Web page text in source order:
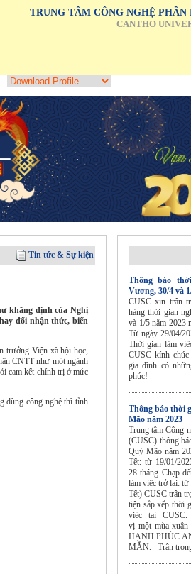
TRUNG TÂM CÔNG NGHỆ
CANTHO
Tin tức & Sự kiện
khẳng định của Nghị
đổi nhận thức, biến
trưởng Viện xã hội học,
CNTT như một ngành
cam kết chính trị ở mức
dùng công nghệ thì tỉnh
Thông báo
Vương, 30/4 và
CUSC xin trân
hàng thời gian
và 1/5 năm
Từ ngày 29/04/
Thời gian làm
CUSC kính chúc
gia đình có
phúc!
Thông báo thời
Mão năm 2023
Trung tâm Công
(CUSC) thông
Quý Mão năm
Tết: từ 19/01/
28 tháng Chạp
làm việc trở lại:
Tết) CUSC trân
tiện sắp xếp thời
việc tại
vị một mùa
HẠNH PHÚC
MẮN. Trân